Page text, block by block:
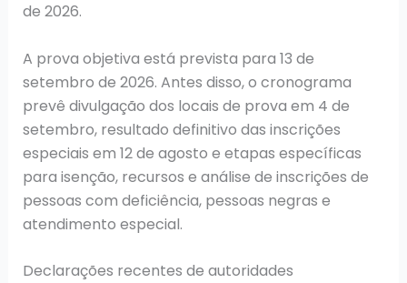
de 2026.
A prova objetiva está prevista para 13 de
setembro de 2026. Antes disso, o cronograma
prevê divulgação dos locais de prova em 4 de
setembro, resultado definitivo das inscrições
especiais em 12 de agosto e etapas específicas
para isenção, recursos e análise de inscrições de
pessoas com deficiência, pessoas negras e
atendimento especial.
Declarações recentes de autoridades